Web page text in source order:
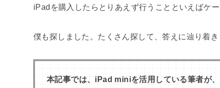
iPadを購入したらとりあえず行うことといえばケ
僕も探しました。たくさん探して、答えに辿り着
本記事では、iPad miniを活用している筆者が